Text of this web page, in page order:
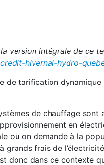
Québec
à
version intégrale de ce
hivernal-hydro-
de tarification dynamique
de chauffage sont
en
où on demande à la
frais de
donc dans ce contexte